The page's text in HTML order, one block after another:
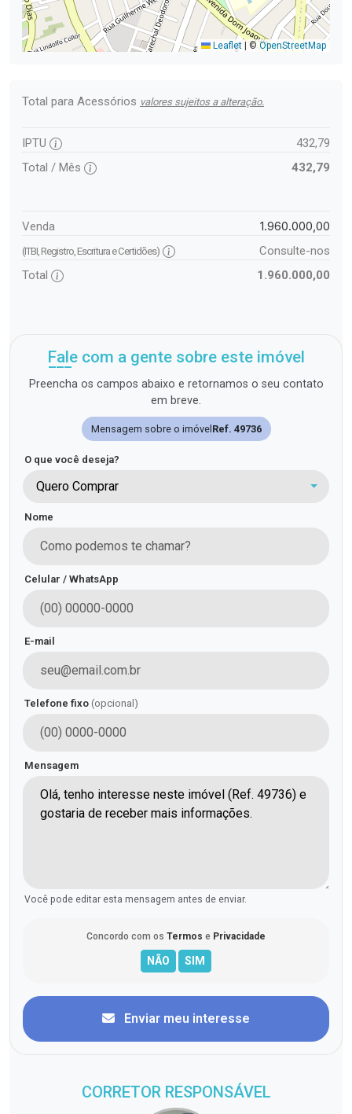
Leaflet ©OpenStreetMap
Total para Acessórios valores sujeitos a alteração.
IPTU
432,79
Total / Mês
432,79
Venda 1.960.000,00
(ITBI, Registro, Escritura e Certidões)
Consulte-nos
Total
1.960.000,00
Fale com a gente sobre este imóvel
Preencha os campos abaixo e retornamos o seu contato
em breve.
Mensagem sobre o imóvel Ref. 49736
O que você deseja?
Quero Comprar
Nome
Celular / WhatsApp
E-mail
Telefone fixo (opcional)
Mensagem
Você pode editar esta mensagem antes de enviar.
Concordo com os Termos e Privacidade
Enviar meu interesse
CORRETOR RESPONSÁVEL